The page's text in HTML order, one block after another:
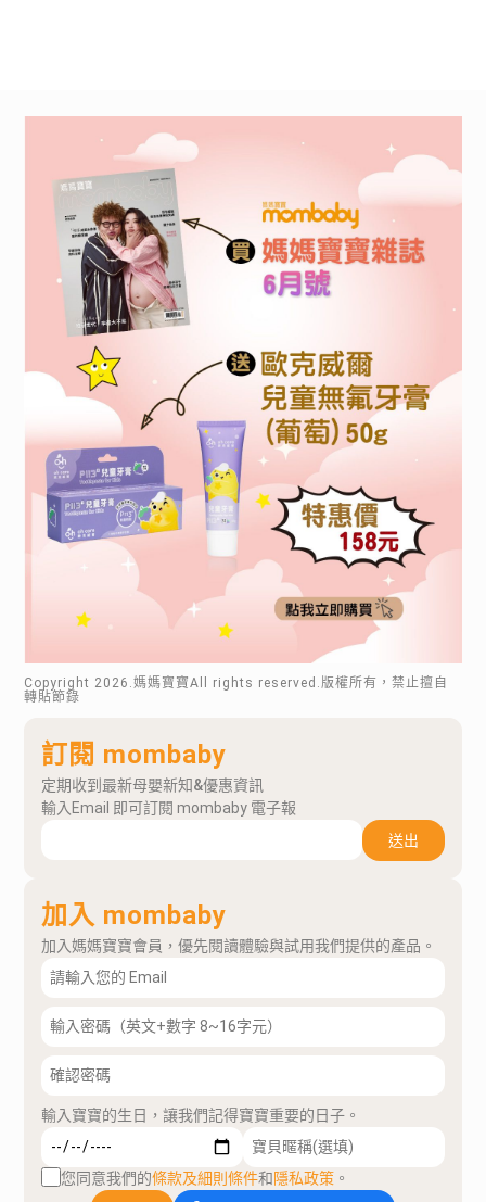
Copyright 2026 .媽媽寶寶All rights reserved.版權所有，禁止擅自
轉貼節錄
訂閱 mombaby
定期收到最新母嬰新知&優惠資訊
輸入Email 即可訂閱 mombaby 電子報
送出
加入 mombaby
加入媽媽寶寶會員，優先閱讀體驗與試用我們提供的產品。
輸入寶寶的生日，讓我們記得寶寶重要的日子。
您同意我們的條款及細則條件和隱私政策 。